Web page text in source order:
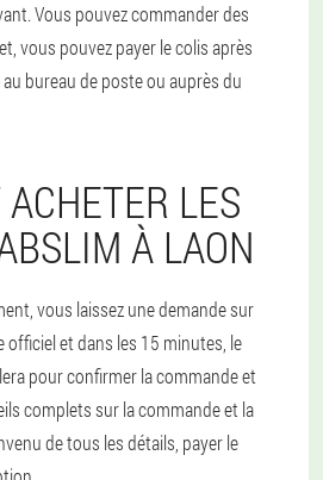
Vous pouvez commander des
vous pouvez payer le colis après
bureau de poste ou auprès du
LES
À LAON
vous laissez une demande sur
officiel et dans les 15 minutes, le
pour confirmer la commande et
complets sur la commande et la
de tous les détails, payer le